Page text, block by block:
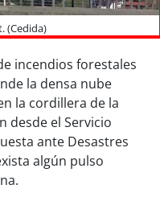
(Cedida)
incendios forestales
la densa nube
la cordillera de la
desde el Servicio
ante Desastres
algún pulso